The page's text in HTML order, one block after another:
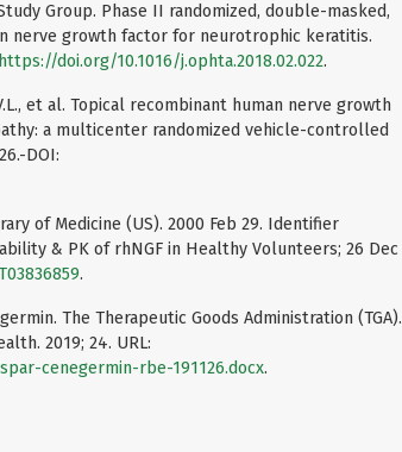
Group. Phase II randomized, double-masked,
nerve growth factor for neurotrophic keratitis.
https://doi.org/10.1016/j.ophta.2018.02.022.
et al. Topical recombinant human nerve growth
a multicenter randomized vehicle-controlled
DOI:
of Medicine (US). 2000 Feb 29. Identifier
& PK of rhNGF in Healthy Volunteers; 26 Dec
.
The Therapeutic Goods Administration (TGA).
2019; 24. URL:
cenegermin-rbe-191126.docx.